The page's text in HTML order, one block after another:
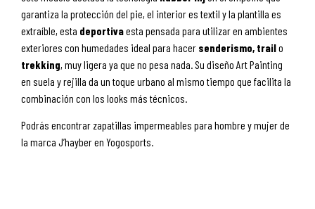
garantiza la protección del pie, el interior es textil y la plantilla es
extraíble, esta deportivaesta pensada para utilizar en ambientes
exteriores con humedades ideal para hacer senderismo, trailo
trekking, muy ligera ya que no pesa nada. Su diseño Art Painting
en suela y rejilla da un toque urbano al mismo tiempo que facilita la
combinación con los looks más técnicos.
Podrás encontrar zapatillas impermeables para hombre y mujer de
la marca J’hayber en Yogosports.